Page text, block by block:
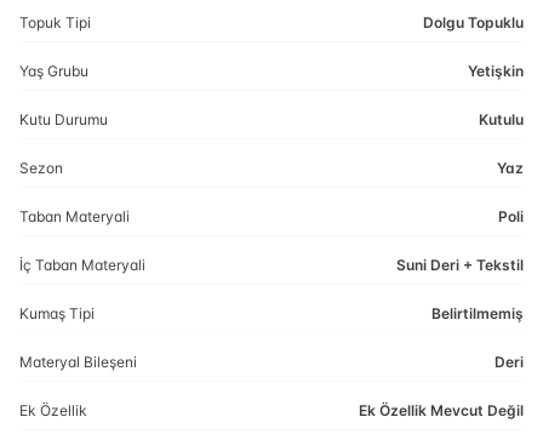
Topuk Tipi Dolgu Topuklu
Yaş Grubu Yetişkin
Kutu Durumu Kutulu
Sezon Yaz
Taban Materyali Poli
İç Taban Materyali Suni Deri + Tekstil
Kumaş Tipi Belirtilmemiş
Materyal Bileşeni Deri
Ek Özellik Ek Özellik Mevcut Değil